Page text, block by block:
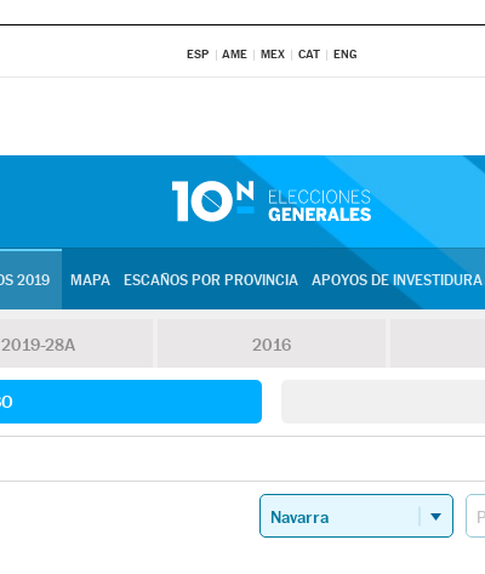
ESP AME MEX CAT ENG
2019 MAPA ESCAÑOS POR PROVINCIA APOYOS DE INVESTIDURA
2019-28A 2016